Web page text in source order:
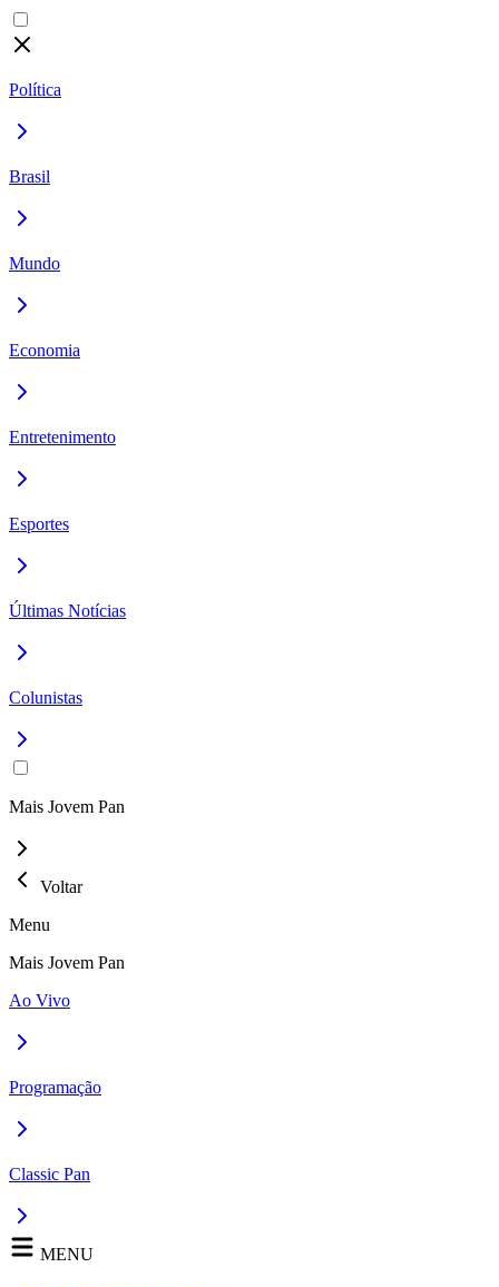
Política
Brasil
Mundo
Economia
Entretenimento
Esportes
Últimas Notícias
Colunistas
Mais Jovem Pan
Voltar
Menu
Mais Jovem Pan
Ao Vivo
Programação
Classic Pan
MENU